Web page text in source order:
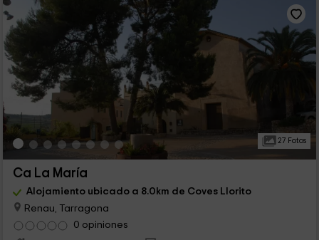
27 Fotos
Ca La María
Alojamiento ubicado a 8.0km de Coves Llorito
Renau, Tarragona
0 opiniones